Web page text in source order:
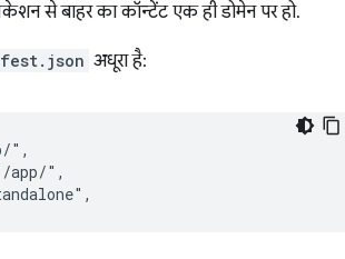
से बाहर का कॉन्टेंट एक ही डोमेन पर हो.
अधूरा है:
",
",